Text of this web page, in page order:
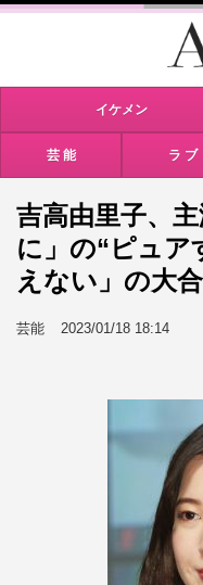
イケメン
芸 能 ラ ブ
吉高由里子、
に」の“ピュア
えない」の大合
芸能 2023/01/18 18:14